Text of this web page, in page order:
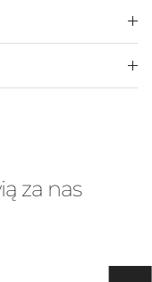
za nas